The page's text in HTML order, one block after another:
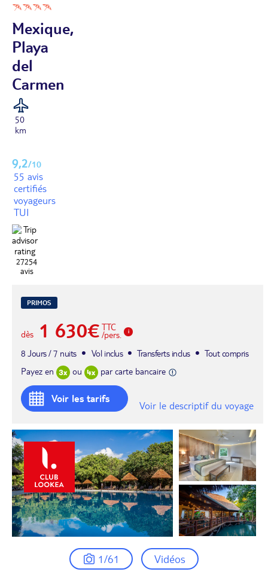
Mexique,
Playa
del
Carmen
50
km
9,2/10
55 avis
certifiés
voyageurs
TUI
27254
avis
PRIMOS
dès 1 630€ TTC
/pers.
8 Jours / 7 nuits
Vol inclus Transferts inclus
Tout compris
Payez en
ou par carte bancaire
Voir les tarifs
Voir le descriptif du voyage
1/61 Vidéos